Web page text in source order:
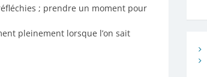
; prendre un moment pour
pleinement lorsque l’on sait